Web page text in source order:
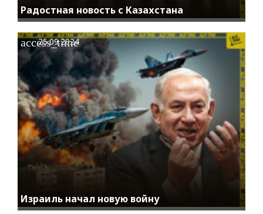
Радостная новость с Казахстана
Израиль начал новую войну
access_time
25.09.2024